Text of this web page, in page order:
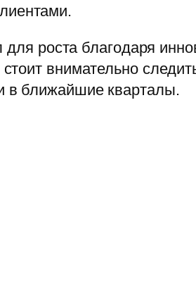
роста благодаря
внимательно
в ближайшие кварталы.